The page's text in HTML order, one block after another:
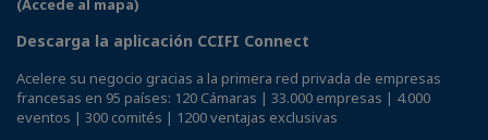
(Accede al mapa)
Descarga la aplicación CCIFI Connect
Acelere su negocio gracias a la primera red privada de empresas
francesas en 95 países: 120 Cámaras | 33.000 empresas | 4.000
eventos | 300 comités | 1200 ventajas exclusivas